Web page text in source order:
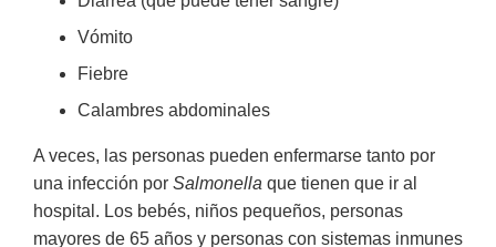
Vómito
Fiebre
Calambres abdominales
A veces, las personas pueden enfermarse tanto por
una infección por Salmonella que tienen que ir al
hospital. Los bebés, niños pequeños, personas
mayores de 65 años y personas con sistemas inmunes